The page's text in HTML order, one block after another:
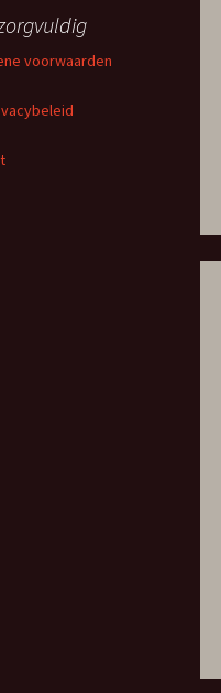
voorwaarden